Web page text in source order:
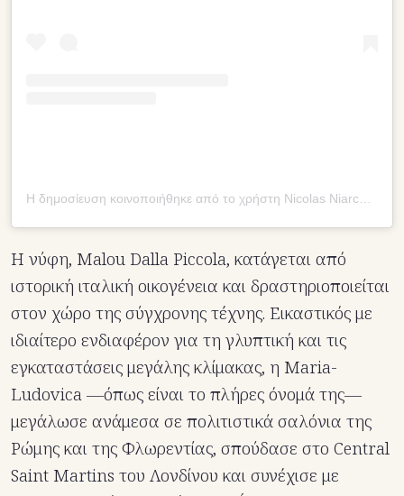
Η νύφη, Malou Dalla Piccola, κατάγεται από
ιστορική ιταλική οικογένεια και δραστηριοποιείται
στον χώρο της σύγχρονης τέχνης. Εικαστικός με
ιδιαίτερο ενδιαφέρον για τη γλυπτική και τις
εγκαταστάσεις μεγάλης κλίμακας, η Maria-
Ludovica —όπως είναι το πλήρες όνομά της—
μεγάλωσε ανάμεσα σε πολιτιστικά σαλόνια της
Ρώμης και της Φλωρεντίας, σπούδασε στο Central
Saint Martins του Λονδίνου και συνέχισε με